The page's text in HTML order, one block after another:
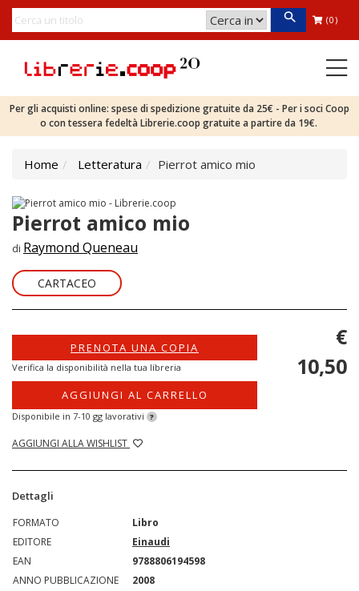
(0)
Per gli acquisti online: spese di spedizione gratuite da 25€ - Per i soci Coop
o con tessera fedeltà Librerie.coop gratuite a partire da 19€.
Home Letteratura Pierrot amico mio
Pierrot amico mio
di Raymond Queneau
CARTACEO
PRENOTA UNA COPIA
Verifica la disponibilità nella tua libreria
AGGIUNGI AL CARRELLO
Disponibile in 7-10 gg lavorativi ?
AGGIUNGI ALLA WISHLIST
€
10,50
Dettagli
FORMATO
Libro
EDITORE
Einaudi
EAN
9788806194598
ANNO PUBBLICAZIONE
2008